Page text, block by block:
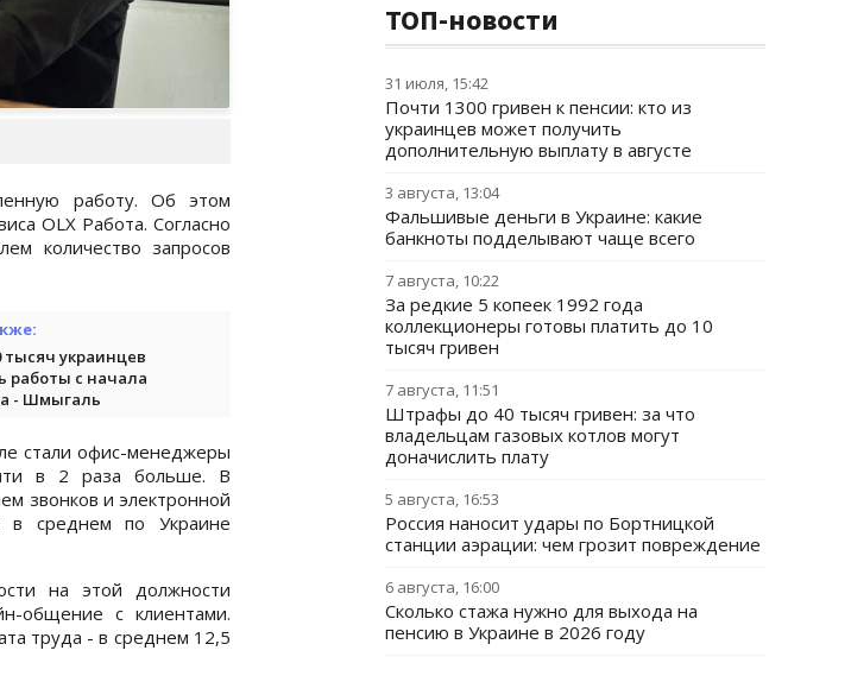
работу. Об этом
OLX Работа. Согласно
количество запросов
тысяч украинцев
работы с начала
- Шмыгаль
стали офис-менеджеры
в 2 раза больше. В
звонков и электронной
в среднем по Украине
на этой должности
общение с клиентами.
труда - в среднем 12,5
ТОП-новости
31 июля, 15:42
Почти 1300 гривен к пенсии: кто из
украинцев может получить
дополнительную выплату в августе
3 августа, 13:04
Фальшивые деньги в Украине: какие
банкноты подделывают чаще всего
7 августа, 10:22
За редкие 5 копеек 1992 года
коллекционеры готовы платить до 10
тысяч гривен
7 августа, 11:51
Штрафы до 40 тысяч гривен: за что
владельцам газовых котлов могут
доначислить плату
5 августа, 16:53
Россия наносит удары по Бортницкой
станции аэрации: чем грозит повреждение
6 августа, 16:00
Сколько стажа нужно для выхода на
пенсию в Украине в 2026 году